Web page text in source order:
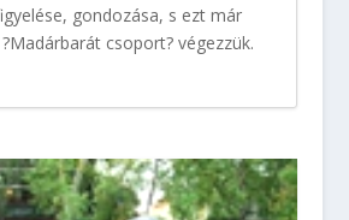
gondozása, s ezt már
csoport? végezzük.